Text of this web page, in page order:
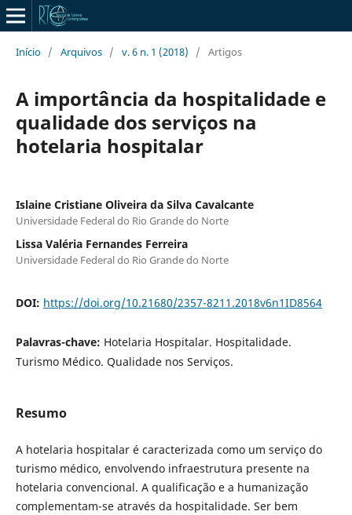
Início / Arquivos / v. 6 n. 1 (2018) / Artigos
A importância da hospitalidade e
qualidade dos serviços na
hotelaria hospitalar
Islaine Cristiane Oliveira da Silva Cavalcante
Universidade Federal do Rio Grande do Norte
Lissa Valéria Fernandes Ferreira
Universidade Federal do Rio Grande do Norte
DOI: https://doi.org/10.21680/2357-8211.2018v6n1ID8564
Palavras-chave: Hotelaria Hospitalar. Hospitalidade.
Turismo Médico. Qualidade nos Serviços.
Resumo
A hotelaria hospitalar é caracterizada como um serviço do
turismo médico, envolvendo infraestrutura presente na
hotelaria convencional. A qualificação e a humanização
complementam-se através da hospitalidade. Ser bem